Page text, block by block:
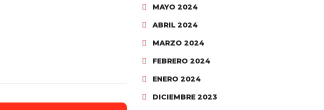
MAYO 2024
ABRIL 2024
MARZO 2024
FEBRERO 2024
ENERO 2024
DICIEMBRE 2023